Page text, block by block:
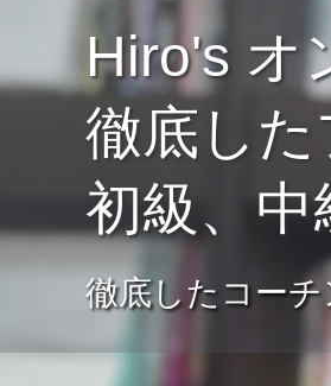
Hiro's オ
徹底し
初級、
徹底したコー